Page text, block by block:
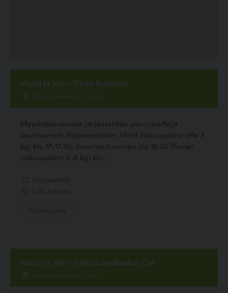
Musti ja Mirri Turku Kupittaa
Kurjenmäenkatu 3, Turku
Myymälässämme järjestetään pentutreffejä
seuraavasti: Maanantaisin: Minit (aikuispaino alle 3
kg) klo 17-17.35, ilmoittautuminen klo 16.50 Pienet
(aikuispaino 3-8 kg) klo...
Musti ja Mirri Turku Länsikeskus CM
Markulantie 150, Turku